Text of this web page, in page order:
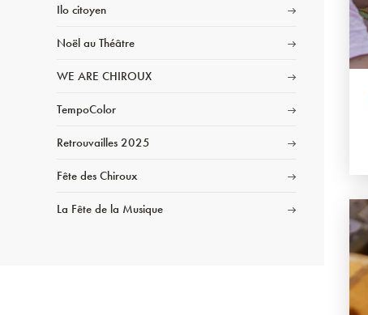
Ilo citoyen
Noël au Théâtre
WE ARE CHIROUX
TempoColor
Retrouvailles 2025
Fête des Chiroux
La Fête de la Musique